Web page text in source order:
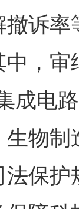
撤诉
，
成电
物
保